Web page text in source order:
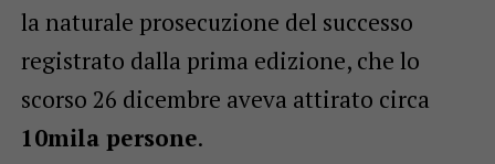
la naturale prosecuzione del successo
registrato dalla prima edizione, che lo
scorso 26 dicembre aveva attirato circa
10mila persone.